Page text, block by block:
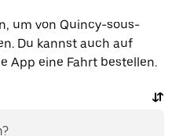
um von Quincy-sous-
Du kannst auch auf
App eine Fahrt bestellen.